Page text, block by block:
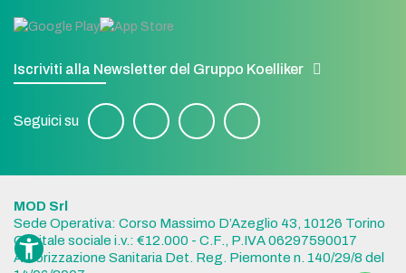
Iscriviti alla Newsletter del Gruppo Koelliker
Seguici su
MOD Srl
Sede Operativa: Corso Massimo D’Azeglio 43, 10126 Torino
Capitale sociale i.v.: €12.000 - C.F., P.IVA 06297590017
Autorizzazione Sanitaria Det. Reg. Piemonte n. 140/29/8 del